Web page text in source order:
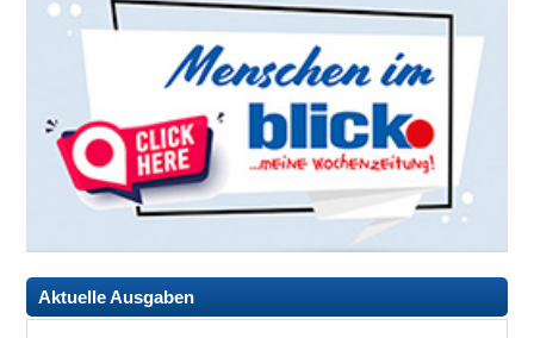
Aktuelle Ausgaben